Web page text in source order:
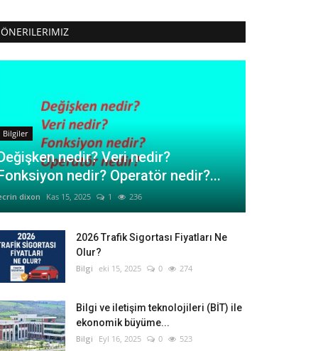
ÖNERILERIMIZ
Bilgiler
nedir? Veri nedir?
nedir? Operatör nedir?...
dixon Kas 15, 2025 1 236
2026 Trafik Sigortası Fiyatları Ne
Olur?
Bilgi eki 15, 2025 0 274
Bilgi ve iletişim teknolojileri (BİT) ile
ekonomik büyüme...
Bilgi Eyl 16, 2025 0 523